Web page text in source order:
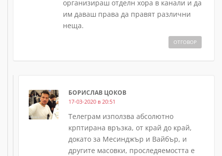
организираш отделн хора в канали и да
им даваш права да правят различни
неща.
ОТГОВОР
БОРИСЛАВ ЦОКОВ
17-03-2020 в 20:51
Телеграм използва абсолютно
крптирана връзка, от край до край,
докато за Месинджър и Вайбър, и
другите масовки, проследяемостта е